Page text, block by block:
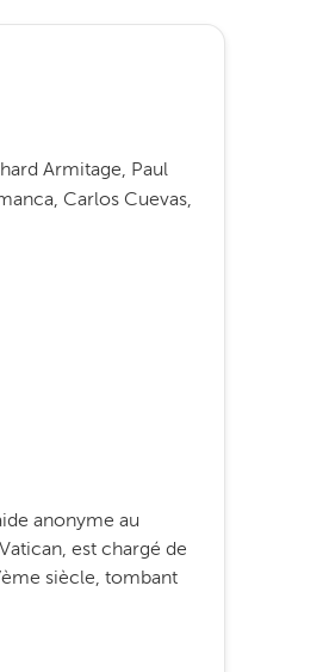
Armitage, Paul
Carlos Cuevas,
anonyme au
est chargé de
siècle, tombant